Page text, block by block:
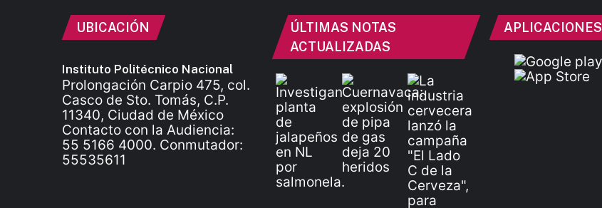
UBICACIÓN
Instituto Politécnico Nacional
Prolongación Carpio 475, col.
Casco de Sto. Tomás, C.P.
11340, Ciudad de México
Contacto con la Audiencia:
55 5166 4000. Conmutador:
55535611
ÚLTIMAS NOTAS
ACTUALIZADAS
APLICACIONES